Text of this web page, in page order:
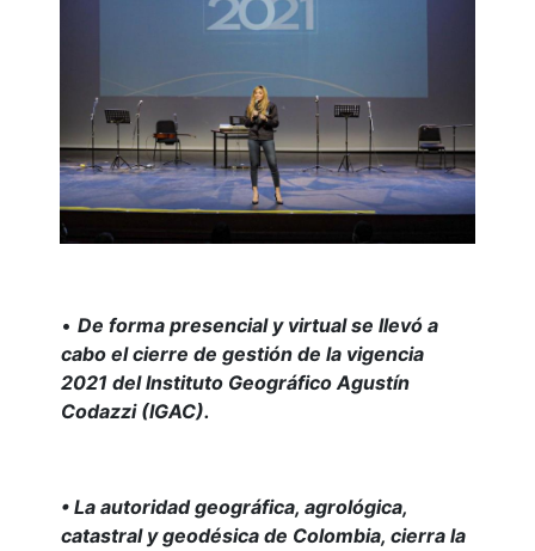
• De forma presencial y virtual se llevó a
cabo el cierre de gestión de la vigencia
2021 del Instituto Geográfico Agustín
Codazzi (IGAC).
• La autoridad geográfica, agrológica,
catastral y geodésica de Colombia, cierra la